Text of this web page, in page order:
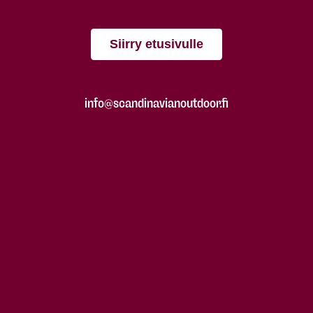
Siirry etusivulle
info@scandinavianoutdoor.fi